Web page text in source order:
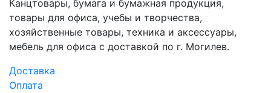
Канцтовары, бумага и бумажная продукция,
товары для офиса, учебы и творчества,
хозяйственные товары, техника и аксессуары,
мебель для офиса с доставкой по г. Могилев.
Доставка
Оплата